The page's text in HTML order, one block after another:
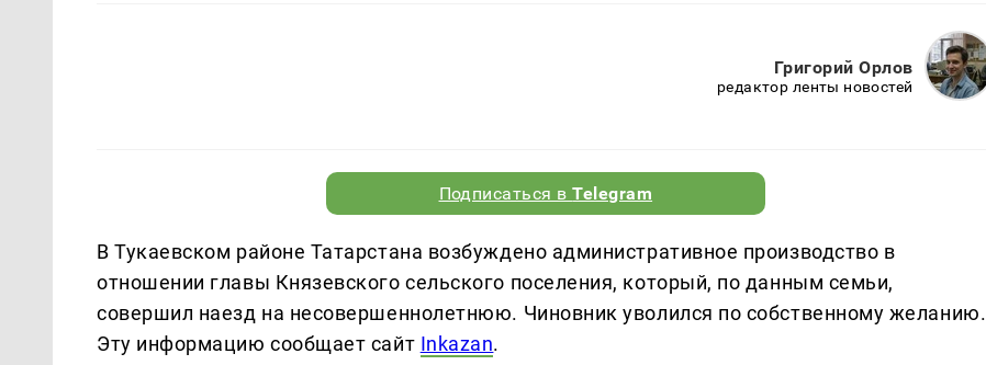
Григорий Орлов
редактор ленты новостей
Подписаться вTelegram
В Тукаевском районе Татарстана возбуждено административное производство в
отношении главы Князевского сельского поселения, который, по данным семьи,
совершил наезд на несовершеннолетнюю. Чиновник уволился по собственному желанию.
Эту информацию сообщает сайт Inkazan.